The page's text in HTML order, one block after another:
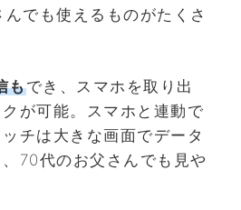
でも使えるものがたくさ
もでき、スマホを取り出
が可能。スマホと連動で
チは大きな画面でデータ
70代のお父さんでも見や